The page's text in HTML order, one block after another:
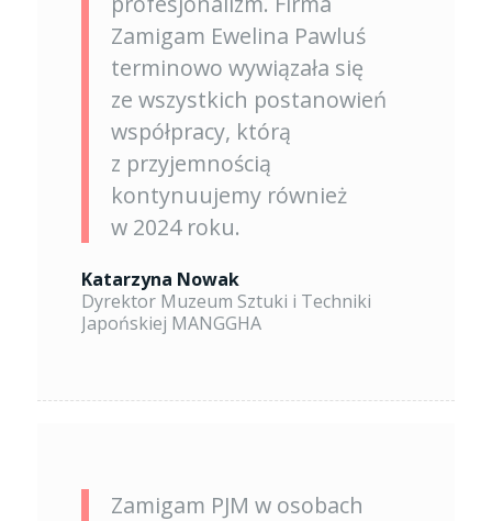
Zamigam Ewelina Pawluś
terminowo wywiązała się
ze wszystkich postanowień
współpracy, którą
z przyjemnością
kontynuujemy również
w 2024 roku.
Katarzyna Nowak
Dyrektor Muzeum Sztuki i Techniki
Japońskiej MANGGHA
Zamigam PJM w osobach